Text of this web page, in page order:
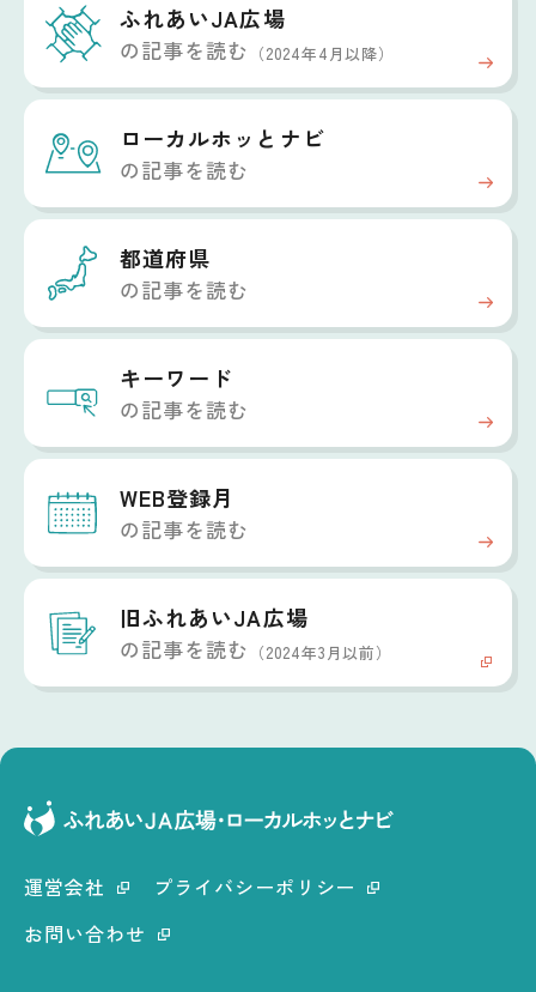
ふれあいJA広場
の記事を読む （2024年4月以降）
ローカルホッと ナビ
の記事を読む
都道府県
の記事を読む
キーワード
の記事を読む
WEB登録月
の記事を読む
旧ふれあいJA広場
の記事を読む （2024年3月以前）
運営会社
プライバシーポリシー
お問い合わせ